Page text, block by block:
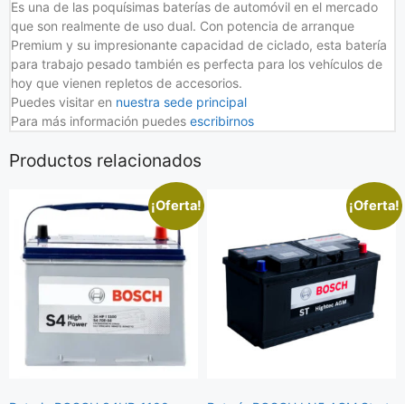
Es una de las poquísimas baterías de automóvil en el mercado
que son realmente de uso dual. Con potencia de arranque
Premium y su impresionante capacidad de ciclado, esta batería
para trabajo pesado también es perfecta para los vehículos de
hoy que vienen repletos de accesorios.
Puedes visitar en nuestra sede principal
Para más información puedes escribirnos
Productos relacionados
¡Oferta! ¡Oferta!